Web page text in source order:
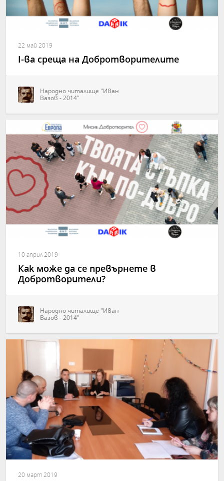
22 май 2019
І-ва среща на Добротворителите
Народно читалище "Иван
Вазов - 2014"
10 април 2019
Как може да се превърнете в
Добротворители?
Народно читалище "Иван
Вазов - 2014"
20 март 2019